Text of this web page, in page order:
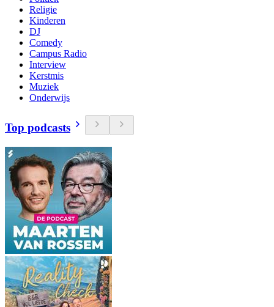
Religie
Kinderen
DJ
Comedy
Campus Radio
Interview
Kerstmis
Muziek
Onderwijs
Top podcasts